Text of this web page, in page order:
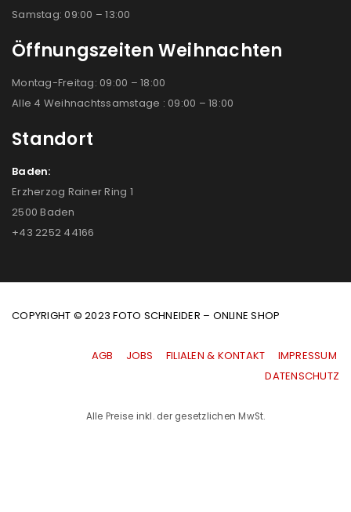
Samstag: 09:00 – 13:00
Öffnungszeiten Weihnachten
Montag-Freitag: 09:00 – 18:00
Alle 4 Weihnachtssamstage : 09:00 – 18:00
Standort
Baden:
Erzherzog Rainer Ring 1
2500 Baden
+43 2252 44166
COPYRIGHT © 2023 FOTO SCHNEIDER – ONLINE SHOP
AGB JOBS FILIALEN & KONTAKT
IMPRESSUM
|DATENSCHUTZ
Alle Preise inkl. der gesetzlichen MwSt.